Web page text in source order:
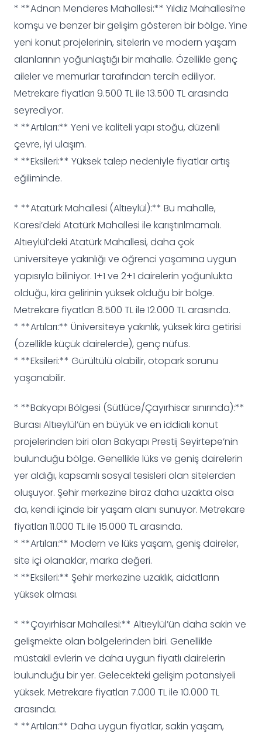
* **Adnan Menderes Mahallesi:** Yıldız Mahallesi’ne
komşu ve benzer bir gelişim gösteren bir bölge. Yine
yeni konut projelerinin, sitelerin ve modern yaşam
alanlarının yoğunlaştığı bir mahalle. Özellikle genç
aileler ve memurlar tarafından tercih ediliyor.
Metrekare fiyatları 9.500 TL ile 13.500 TL arasında
seyrediyor.
* **Artıları:** Yeni ve kaliteli yapı stoğu, düzenli
çevre, iyi ulaşım.
* **Eksileri:** Yüksek talep nedeniyle fiyatlar artış
eğiliminde.
* **Atatürk Mahallesi (Altıeylül):** Bu mahalle,
Karesi’deki Atatürk Mahallesi ile karıştırılmamalı.
Altıeylül’deki Atatürk Mahallesi, daha çok
üniversiteye yakınlığı ve öğrenci yaşamına uygun
yapısıyla biliniyor. 1+1 ve 2+1 dairelerin yoğunlukta
olduğu, kira gelirinin yüksek olduğu bir bölge.
Metrekare fiyatları 8.500 TL ile 12.000 TL arasında.
* **Artıları:** Üniversiteye yakınlık, yüksek kira getirisi
(özellikle küçük dairelerde), genç nüfus.
* **Eksileri:** Gürültülü olabilir, otopark sorunu
yaşanabilir.
* **Bakyapı Bölgesi (Sütlüce/Çayırhisar sınırında):**
Burası Altıeylül’ün en büyük ve en iddialı konut
projelerinden biri olan Bakyapı Prestij Seyirtepe’nin
bulunduğu bölge. Genellikle lüks ve geniş dairelerin
yer aldığı, kapsamlı sosyal tesisleri olan sitelerden
oluşuyor. Şehir merkezine biraz daha uzakta olsa
da, kendi içinde bir yaşam alanı sunuyor. Metrekare
fiyatları 11.000 TL ile 15.000 TL arasında.
* **Artıları:** Modern ve lüks yaşam, geniş daireler,
site içi olanaklar, marka değeri.
* **Eksileri:** Şehir merkezine uzaklık, aidatların
yüksek olması.
* **Çayırhisar Mahallesi:** Altıeylül’ün daha sakin ve
gelişmekte olan bölgelerinden biri. Genellikle
müstakil evlerin ve daha uygun fiyatlı dairelerin
bulunduğu bir yer. Gelecekteki gelişim potansiyeli
yüksek. Metrekare fiyatları 7.000 TL ile 10.000 TL
arasında.
* **Artıları:** Daha uygun fiyatlar, sakin yaşam,